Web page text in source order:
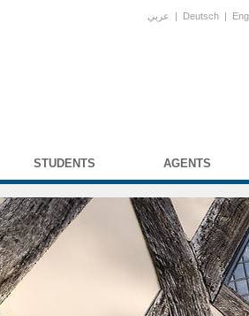
عربي | Deutsch |
STUDENTS AGENTS